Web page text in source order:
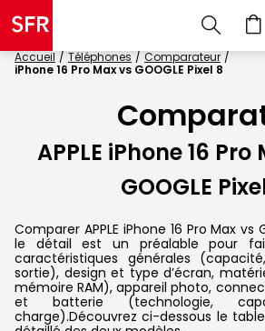
Accueil Téléphones
Comparateur
iPhone 16 Pro Max vs GOOGLE Pixel 8
APPLE iPhone 16 Pro
GOOGLE
Comparer APPLE iPhone 16 Pro Max vs
le détail est un préalable pour
caractéristiques générales
sortie), design et type d’écran,
mémoire RAM), appareil photo,
et batterie (technologie,
charge).Découvrez ci-dessous le